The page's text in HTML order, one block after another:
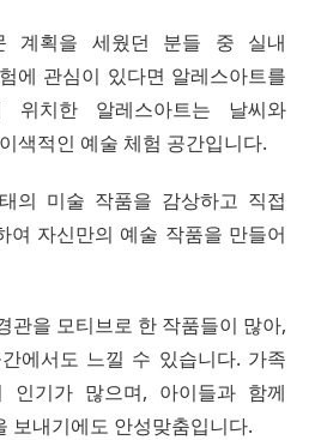
계획을 세웠던 분들 중 실내
에 관심이 있다면 알레스아트를
위치한 알레스아트는 날씨와
색적인 예술 체험 공간입니다.
의 미술 작품을 감상하고 직접
여 자신만의 예술 작품을 만들어
관을 모티브로 한 작품들이 많아,
에서도 느낄 수 있습니다. 가족
인기가 많으며, 아이들과 함께
보내기에도 안성맞춤입니다.